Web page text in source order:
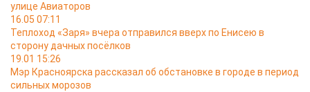
улице Авиаторов
16.05 07:11
Теплоход «Заря» вчера отправился вверх по Енисею в
сторону дачных посёлков
19.01 15:26
Мэр Красноярска рассказал об обстановке в городе в период
сильных морозов